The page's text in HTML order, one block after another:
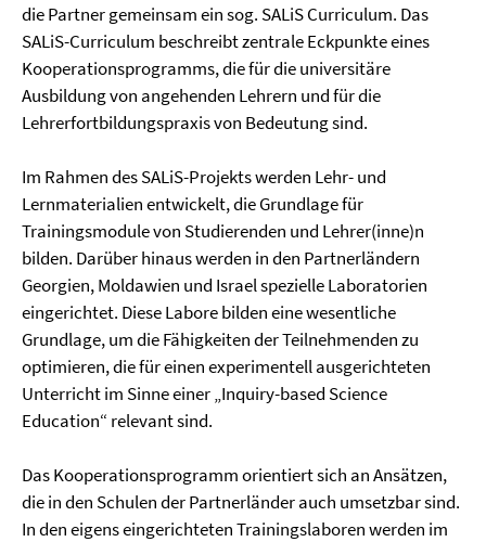
die Partner gemeinsam ein sog. SALiS Curriculum. Das
SALiS-Curriculum beschreibt zentrale Eckpunkte eines
Kooperationsprogramms, die für die universitäre
Ausbildung von angehenden Lehrern und für die
Lehrerfortbildungspraxis von Bedeutung sind.
Im Rahmen des SALiS-Projekts werden Lehr- und
Lernmaterialien entwickelt, die Grundlage für
Trainingsmodule von Studierenden und Lehrer(inne)n
bilden. Darüber hinaus werden in den Partnerländern
Georgien, Moldawien und Israel spezielle Laboratorien
eingerichtet. Diese Labore bilden eine wesentliche
Grundlage, um die Fähigkeiten der Teilnehmenden zu
optimieren, die für einen experimentell ausgerichteten
Unterricht im Sinne einer „Inquiry-based Science
Education“ relevant sind.
Das Kooperationsprogramm orientiert sich an Ansätzen,
die in den Schulen der Partnerländer auch umsetzbar sind.
In den eigens eingerichteten Trainingslaboren werden im